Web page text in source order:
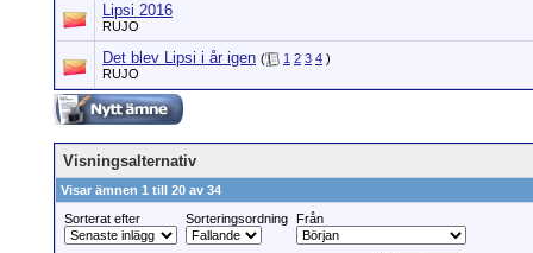
Lipsi 2016
RUJO
Det blev Lipsi i år igen ( 1 2 3 4 )
RUJO
Visningsalternativ
Visar ämnen 1 till 20 av 34
Sorterat efter
Sorteringsordning Från